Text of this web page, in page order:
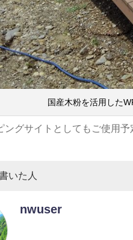
国産木粉を活用した
ングサイトとしてもご使用予
いた人
nwuser